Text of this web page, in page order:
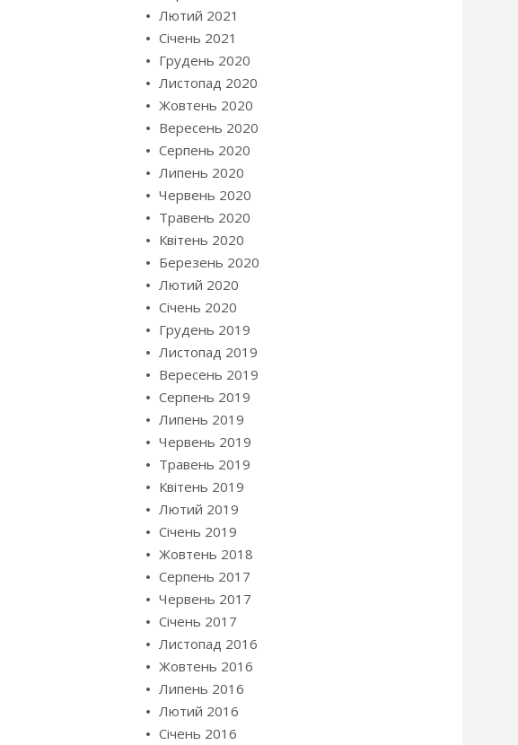
Лютий 2021
Січень 2021
Грудень 2020
Листопад 2020
Жовтень 2020
Вересень 2020
Серпень 2020
Липень 2020
Червень 2020
Травень 2020
Квітень 2020
Березень 2020
Лютий 2020
Січень 2020
Грудень 2019
Листопад 2019
Вересень 2019
Серпень 2019
Липень 2019
Червень 2019
Травень 2019
Квітень 2019
Лютий 2019
Січень 2019
Жовтень 2018
Серпень 2017
Червень 2017
Січень 2017
Листопад 2016
Жовтень 2016
Липень 2016
Лютий 2016
Січень 2016